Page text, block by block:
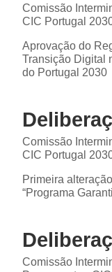
Comissão
CIC Portugal
Aprovação do
Transição Digital
do Portugal 2030
Comissão
CIC Portugal
Primeira
“Programa
Comissão